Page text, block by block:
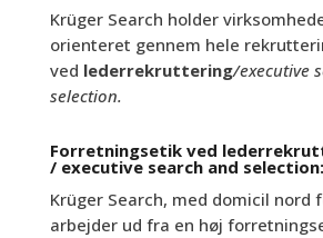
Krüger Search holder
orienteret gennem hele
ved lederrekruttering/executive
selection.
Forretningsetik ved
/ executive search and selection:
Krüger Search, med domicil nord
arbejder ud fra en høj